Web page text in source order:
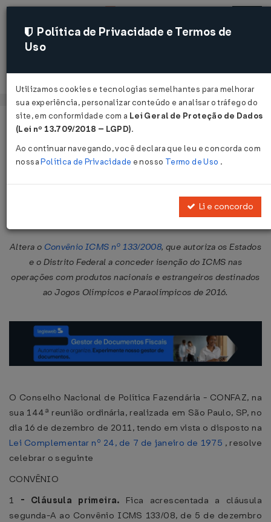
Acessar
Página Inicial Legislações
Convênio ICMS nº 126 de
Altera o Convênio ICMS nº 133/2008, que autoriza os Estados
e o Distrito Federal a conceder isenção do ICMS nas
operações com produtos nacionais e estrangeiros destinados
ao Jogos Olímpicos e Paraolímpicos de 2016.
O Conselho Nacional de Política Fazendária - CONFAZ, na
sua 144ª reunião ordinária, realizada em São Paulo, SP, no
dia 16 de dezembro de 2011, tendo em vista o disposto na
Lei Complementar nº 24, de 7 de janeiro de 1975 , resolve
celebrar o seguinte
CONVÊNIO
1 - Cláusula primeira. Fica acrescentada a cláusula
segunda-A ao Convênio ICMS 133/08, de 5 de dezembro
Política de Privacidade e Termos de
Uso
Utilizamos cookies e tecnologias semelhantes para melhorar
sua experiência, personalizar conteúdo e analisar o tráfego do
site, em conformidade com a Lei Geral de Proteção de Dados
(Lei nº 13.709/2018 – LGPD).
Ao continuar navegando, você declara que leu e concorda com
nossaPolítica de Privacidade e nosso Termo de Uso .
Li e concordo